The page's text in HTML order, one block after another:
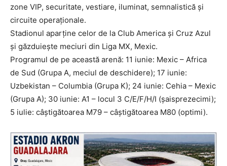
zone VIP, securitate, vestiare, iluminat, semnalistică și
circuite operaționale.
Stadionul aparține celor de la Club America și Cruz Azul
și găzduiește meciuri din Liga MX, Mexic.
Programul de pe această arenă: 11 iunie: Mexic – Africa
de Sud (Grupa A, meciul de deschidere); 17 iunie:
Uzbekistan – Columbia (Grupa K); 24 iunie: Cehia – Mexic
(Grupa A); 30 iunie: A1 – locul 3 C/E/F/H/I (șaisprezecimi);
5 iulie: câștigătoarea M79 – câștigătoarea M80 (optimi).